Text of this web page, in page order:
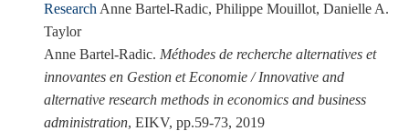
Research Anne Bartel-Radic, Philippe Mouillot, Danielle A.
Taylor
Anne Bartel-Radic. Méthodes de recherche alternatives et
innovantes en Gestion et Economie / Innovative and
alternative research methods in economics and business
administration, EIKV, pp.59-73, 2019